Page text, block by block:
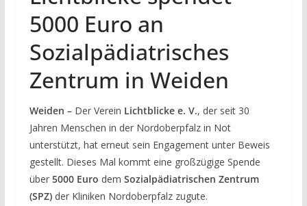
5000 Euro an
Sozialpädiatrisches
Zentrum in Weiden
Weiden –Der Verein Lichtblicke e. V., der seit 30
Jahren Menschen in der Nordoberpfalz in Not
unterstützt, hat erneut sein Engagement unter Beweis
gestellt. Dieses Mal kommt eine großzügige Spende
über 5000 Euro dem Sozialpädiatrischen Zentrum
(SPZ)der Kliniken Nordoberpfalz zugute.